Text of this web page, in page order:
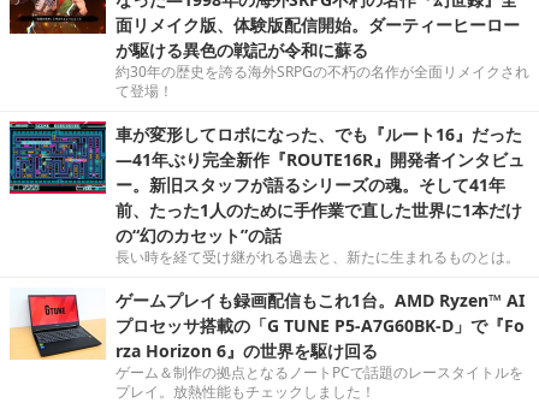
面リメイク版、体験版配信開始。ダーティーヒーロー
が駆ける異色の戦記が令和に蘇る
約30年の歴史を誇る海外SRPGの不朽の名作が全面リメイクされ
て登場！
車が変形してロボになった、でも『ルート16』だった
―41年ぶり完全新作『ROUTE16R』開発者インタビュ
ー。新旧スタッフが語るシリーズの魂。そして41年
前、たった1人のために手作業で直した世界に1本だけ
の“幻のカセット”の話
長い時を経て受け継がれる過去と、新たに生まれるものとは。
ゲームプレイも録画配信もこれ1台。AMD Ryzen™ AI
プロセッサ搭載の「G TUNE P5-A7G60BK-D」で『Fo
rza Horizon 6』の世界を駆け回る
ゲーム＆制作の拠点となるノートPCで話題のレースタイトルを
プレイ。放熱性能もチェックしました！